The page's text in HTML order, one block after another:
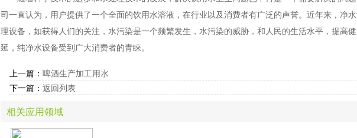
司一直认为，用户提供了一个全面的饮用水溶液，在行业以及消费者有广泛的声誉。近年来，净
理设备，如获得人们的关注，水污染是一个频繁发生，水污染的威胁，和人民的生活水平，提高
延，纯净水设备受到广大消费者的青睐。
上一篇： 啤酒生产加工用水
下一篇： 返回列表
相关应用领域